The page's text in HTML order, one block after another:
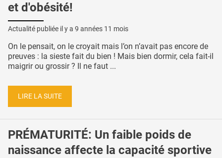
et d'obésité!
Actualité publiée il y a 9 années 11 mois
On le pensait, on le croyait mais l’on n’avait pas encore de
preuves : la sieste fait du bien ! Mais bien dormir, cela fait-il
maigrir ou grossir ? Il ne faut ...
LIRE LA SUITE
PRÉMATURITÉ: Un faible poids de
naissance affecte la capacité sportive